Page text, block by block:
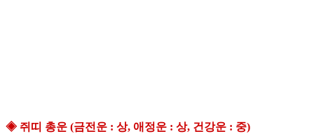
◈ 쥐띠 총운 (금전운 : 상, 애정운 : 상, 건강운 : 중)